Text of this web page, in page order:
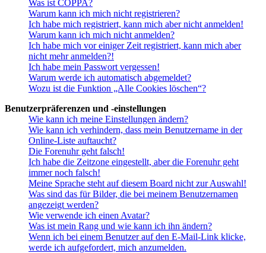
Was ist COPPA?
Warum kann ich mich nicht registrieren?
Ich habe mich registriert, kann mich aber nicht anmelden!
Warum kann ich mich nicht anmelden?
Ich habe mich vor einiger Zeit registriert, kann mich aber
nicht mehr anmelden?!
Ich habe mein Passwort vergessen!
Warum werde ich automatisch abgemeldet?
Wozu ist die Funktion „Alle Cookies löschen“?
Benutzerpräferenzen und -einstellungen
Wie kann ich meine Einstellungen ändern?
Wie kann ich verhindern, dass mein Benutzername in der
Online-Liste auftaucht?
Die Forenuhr geht falsch!
Ich habe die Zeitzone eingestellt, aber die Forenuhr geht
immer noch falsch!
Meine Sprache steht auf diesem Board nicht zur Auswahl!
Was sind das für Bilder, die bei meinem Benutzernamen
angezeigt werden?
Wie verwende ich einen Avatar?
Was ist mein Rang und wie kann ich ihn ändern?
Wenn ich bei einem Benutzer auf den E-Mail-Link klicke,
werde ich aufgefordert, mich anzumelden.